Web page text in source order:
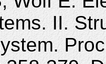
II.